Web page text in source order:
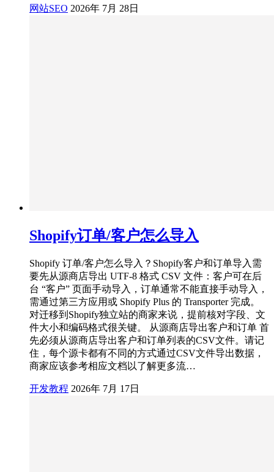
网站SEO 2026年 7月 28日
Shopify订单/客户怎么导入
Shopify 订单/客户怎么导入？Shopify客户和订单导入需
要先从源商店导出 UTF-8 格式 CSV 文件：客户可在后
台 “客户” 页面手动导入，订单通常不能直接手动导入，
需通过第三方应用或 Shopify Plus 的 Transporter 完成。
对迁移到Shopify独立站的商家来说，提前核对字段、文
件大小和编码格式很关键。 从源商店导出客户和订单 首
先必须从源商店导出客户和订单列表的CSV文件。请记
住，每个源卡都有不同的方式通过CSV文件导出数据，
商家应该参考相应文档以了解更多流…
开发教程 2026年 7月 17日